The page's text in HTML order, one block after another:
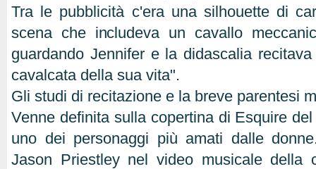
Tra le pubblicità c'era una silhouette di
scena che includeva un cavallo
guardando Jennifer e la didascalia
cavalcata della sua vita".
Gli studi di recitazione e la breve parentesi
Venne definita sulla copertina di Esquire
uno dei personaggi più amati dalle
Jason Priestley nel video musicale della